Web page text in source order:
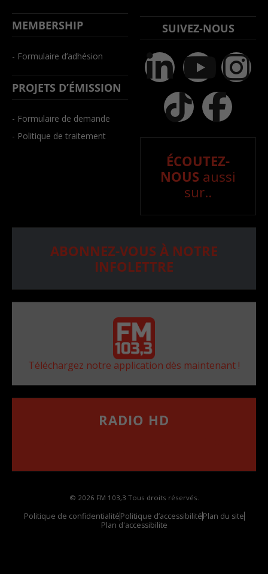
MEMBERSHIP
- Formulaire d’adhésion
PROJETS D’ÉMISSION
- Formulaire de demande
- Politique de traitement
SUIVEZ-NOUS
ÉCOUTEZ-
NOUS aussi
sur..
ABONNEZ-VOUS À NOTRE
INFOLETTRE
Téléchargez notre application dès maintenant !
RADIO HD
© 2026 FM 103,3 Tous droits réservés.
Politique de confidentialitéPolitique d’accessibilitéPlan du site
Plan d'accessibilite